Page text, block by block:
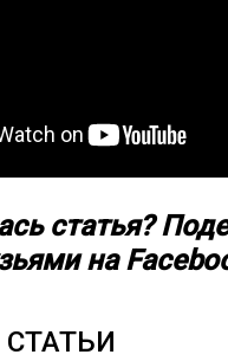
статья?
на